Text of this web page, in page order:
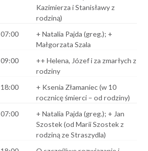
Kazimierza i Stanisławy z
rodziną)
07:00
+ Natalia Pajda (greg.); +
Małgorzata Szala
09:00
++ Helena, Józef i za zmarłych z
rodziny
18:00
+ Ksenia Złamaniec (w 10
rocznicę śmierci – od rodziny)
07:00
+ Natalia Pajda (greg.); + Jan
Szostek (od Marii Szostek z
rodziną ze Straszydla)